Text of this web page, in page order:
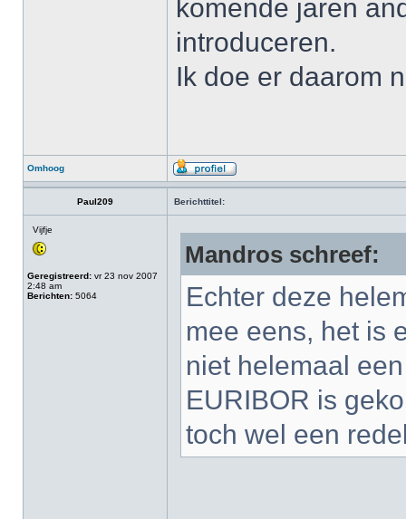
komende jaren
introduceren.
Ik doe er daarom
Omhoog
Paul209 Berichttitel:
Vijfje
Geregistreerd: vr 23 nov 2007
2:48 am
Berichten: 5064
Mandros schreef:
Echter deze
mee eens, het is
niet helemaal
EURIBOR is
toch wel een